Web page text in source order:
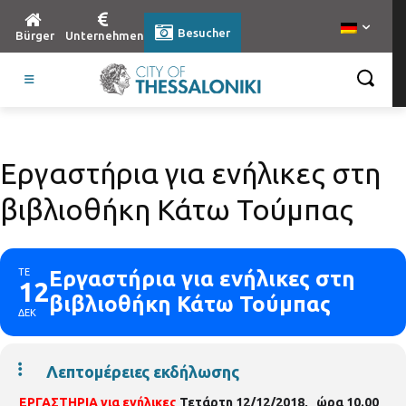
Bürger Unternehmen Besucher
Εργαστήρια για ενήλικες στη
βιβλιοθήκη Κάτω Τούμπας
ΤΕ
12
ΔΕΚ
Εργαστήρια για ενήλικες στη
βιβλιοθήκη Κάτω Τούμπας
Λεπτομέρειες εκδήλωσης
ΕΡΓΑΣΤΗΡΙΑ για ενήλικες Τετάρτη 12/12/2018, ώρα 10.00